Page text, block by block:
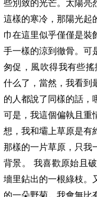
些別致的光芒。太陽亮
這樣的寒冷，那陽光起
巾在這里似乎僅僅是裝
手一樣的涼到徹骨。可
匆促，風吹得我有些
什么了，當然，我看到
的人都說了同樣的話，
可是，我這個偏執且重
想，我和壩上草原是有
那樣的一片草原，只我
背景。 我喜歡原始且
墻里鉆出的一根綠枝。
的一朵野菊。我會無比